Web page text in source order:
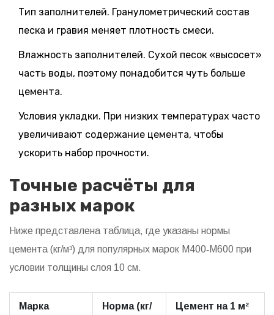
Тип заполнителей. Гранулометрический состав
песка и гравия меняет плотность смеси.
Влажность заполнителей. Сухой песок «высосет»
часть воды, поэтому понадобится чуть больше
цемента.
Условия укладки. При низких температурах часто
увеличивают содержание цемента, чтобы
ускорить набор прочности.
Точные расчёты для
разных марок
Ниже представлена таблица, где указаны нормы
цемента (кг/м³) для популярных марок М400‑М600 при
условии толщины слоя 10 см.
Марка
Норма (кг/
Цемент на 1 м²